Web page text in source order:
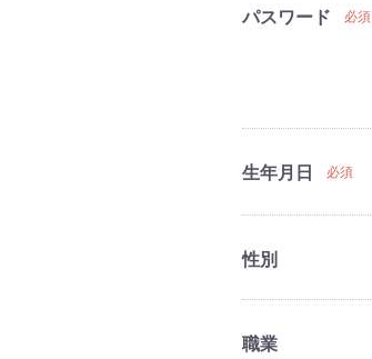
パスワード 必須
生年月日 必須
性別
職業